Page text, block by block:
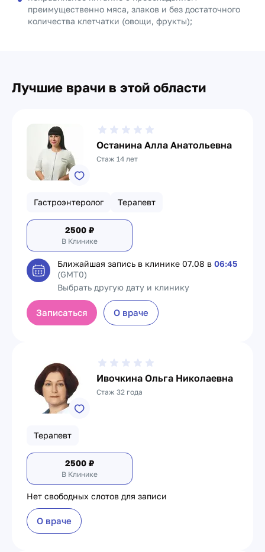
преимущественно мяса, злаков и без достаточного
количества клетчатки (овощи, фрукты);
Лучшие врачи в этой области
Останина Алла Анатольевна
Стаж 14 лет
Гастроэнтеролог Терапевт
2500 ₽
В Клинике
Ближайшая запись в клинике 07.08 в 06:45
(GMT0)
Выбрать другую дату и клинику
Записаться О враче
Ивочкина Ольга Николаевна
Стаж 32 года
Терапевт
2500 ₽
В Клинике
Нет свободных слотов для записи
О враче